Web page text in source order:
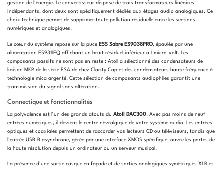
gestion de l’énergie. Le convertisseur dispose de trois transformateurs linéaires
indépendants, dont deux sont spécifiquement dédiés aux étages audio analogiques. Ce
choix technique permet de supprimer toute pollution résiduelle entre les sections
numériques et analogiques.
Le cœur du système repose sur la puce ESS Sabre ES9038PRO, épaulée par une
alimentation ES9311EQ affichant un bruit résiduel inférieur à 1 micro-volt. Les
composants passifs ne sont pas en reste : Atoll a sélectionné des condensateurs de
liaison MKP de la série ESA de chez Clarity Cap et des condensateurs haute fréquence à
technologie mica argenté. Cette sélection de composants audiophiles garantit une
transmission du signal sans altération.
Connectique et fonctionnalités
La polyvalence est l’un des grands atouts du Atoll DAC300. Avec pas moins de neuf
entrées numériques, il devient le centre névralgique de votre système audio. Les entrées
optiques et coaxiales permettent de raccorder vos lecteurs CD ou téléviseurs, tandis que
l’entrée USB-B asynchrone, gérée par une interface XMOS spécifique, ouvre les portes de
la haute résolution depuis un ordinateur ou un serveur musical.
La présence d’une sortie casque en façade et de sorties analogiques symétriques XLR et